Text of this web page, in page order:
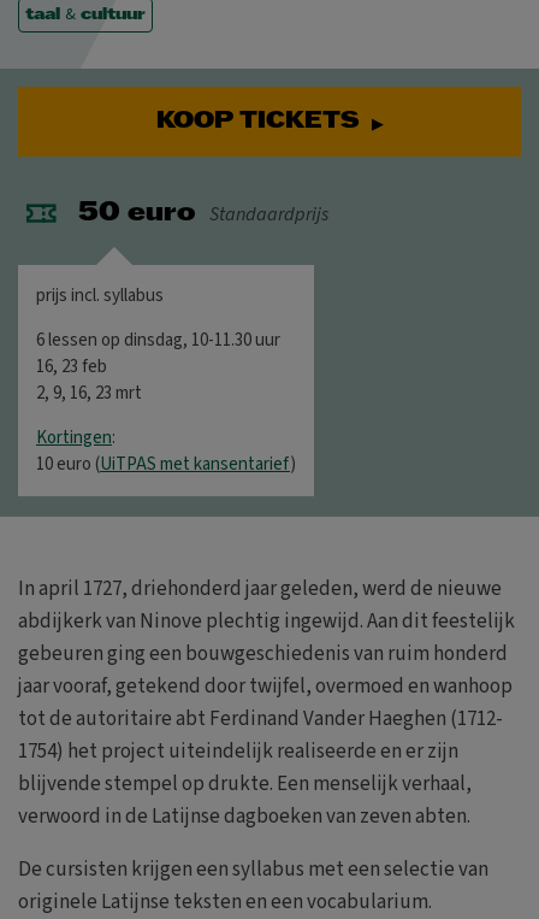
In april 1727, driehonderd jaar geleden, werd de nieuwe
abdijkerk van Ninove plechtig ingewijd. Aan dit feestelijk
gebeuren ging een bouwgeschiedenis van ruim honderd
jaar vooraf, getekend door twijfel, overmoed en wanhoop
tot de autoritaire abt Ferdinand Vander Haeghen (1712-
1754) het project uiteindelijk realiseerde en er zijn
blijvende stempel op drukte. Een menselijk verhaal,
verwoord in de Latijnse dagboeken van zeven abten.
De cursisten krijgen een syllabus met een selectie van
originele Latijnse teksten en een vocabularium.
taal & cultuur
KOOP TICKETS
50 euro Standaardprijs
prijs incl. syllabus
6 lessen op dinsdag, 10-11.30 uur
16, 23 feb
2, 9, 16, 23 mrt
Kortingen:
10 euro (UiTPAS met kansentarief)